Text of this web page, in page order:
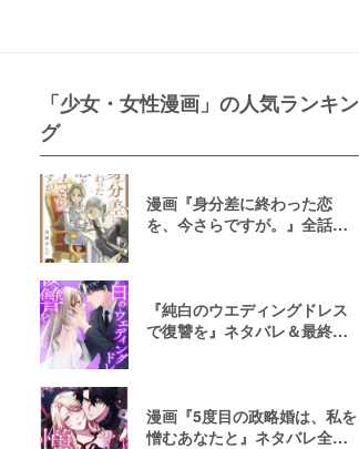
「少女・女性漫画」の人気ランキン
グ
漫画『身分差に終わった恋
を、今さらですが。』全話ネ
『純白のウエディングドレス
で復讐を』ネタバレ＆最終回
漫画『5度目の政略婚は、私を
憎むあなたと』ネタバレ全話